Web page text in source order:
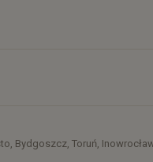
Bydgoszcz, Toruń,